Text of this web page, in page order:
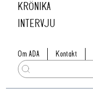
KRÖNIKA
INTERVJU
Om ADA Kontakt